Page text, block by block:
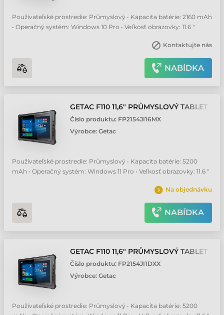
Používateľské prostredie: Průmyslový • Kapacita batérie: 2160 mAh
• Operačný systém: Windows 10 Pro • Veľkosť obrazovky: 11.6 "
Kontaktujte nás
NABÍDKA
GETAC F110 11,6" PRŮMYSLOVÝ TABLET
Číslo produktu: FP2154JI16MX
Výrobce: Getac
Používateľské prostredie: Průmyslový • Kapacita batérie: 5200
mAh • Operačný systém: Windows 11 Pro • Veľkosť obrazovky: 11.6 "
Na objednávku
NABÍDKA
GETAC F110 11,6" PRŮMYSLOVÝ TABLET
Číslo produktu: FP2154JI1DXX
Výrobce: Getac
Používateľské prostredie: Průmyslový • Kapacita batérie: 5200